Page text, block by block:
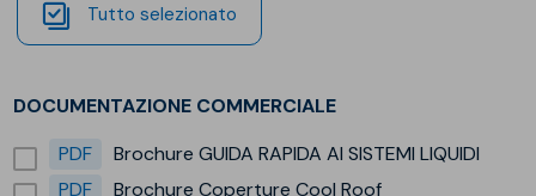
Tutto selezionato
DOCUMENTAZIONE COMMERCIALE
PDF
Brochure GUIDA RAPIDA AI SISTEMI LIQUIDI
PDF
Brochure Coperture Cool Roof